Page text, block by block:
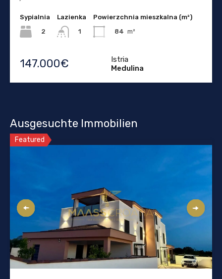
Sypialnia
2
Lazienka
1
Powierzchnia mieszkalna (m²)
84 m²
147.000€
Istria
Medulina
Ausgesuchte Immobilien
Featured